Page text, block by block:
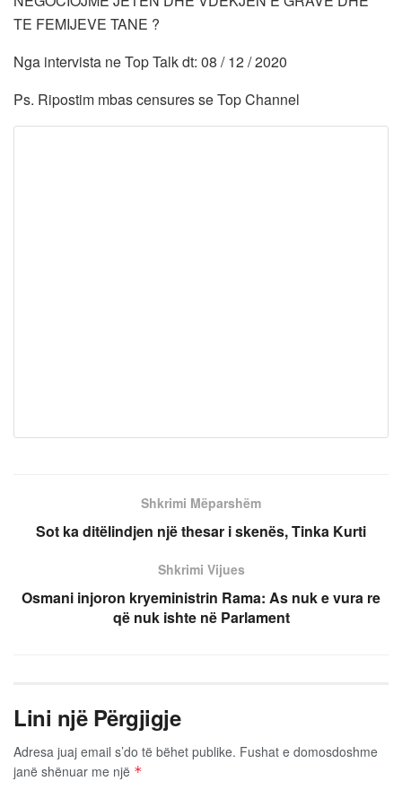
TE FEMIJEVE TANE ?
Nga intervista ne Top Talk dt: 08 / 12 / 2020
Ps. Ripostim mbas censures se Top Channel
Shkrimi Mëparshëm
Sot ka ditëlindjen një thesar i skenës, Tinka Kurti
Shkrimi Vijues
Osmani injoron kryeministrin Rama: As nuk e vura re
që nuk ishte në Parlament
Lini një Përgjigje
Adresa juaj email s’do të bëhet publike. Fushat e domosdoshme
janë shënuar me një *